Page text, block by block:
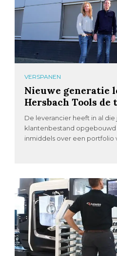
VERSPANEN
Nieuwe generatie
Hersbach Tools de
De leverancier heeft in al
klantenbestand
inmiddels over een portfolio